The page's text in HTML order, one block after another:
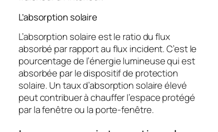
L’absorption solaire
L’absorption solaire est le ratio du flux
absorbé par rapport au flux incident. C’est le
pourcentage de l’énergie lumineuse qui est
absorbée par le dispositif de protection
solaire. Un taux d’absorption solaire élevé
peut contribuer à chauffer l’espace protégé
par la fenêtre ou la porte-fenêtre.